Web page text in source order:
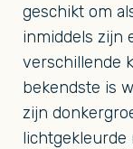
geschikt om
inmiddels zijn
verschillende
bekendste is
zijn
lichtgekleurde